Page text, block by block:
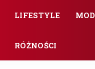
LIFESTYLE
RÓŻNOŚCI